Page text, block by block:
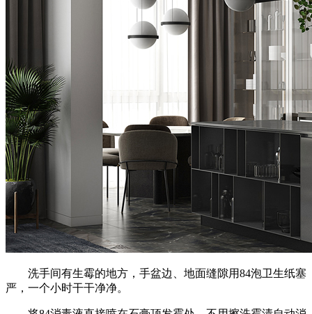
洗手间有生霉的地方，手盆边、地面缝隙用84泡卫生纸塞
严，一个小时干干净净。